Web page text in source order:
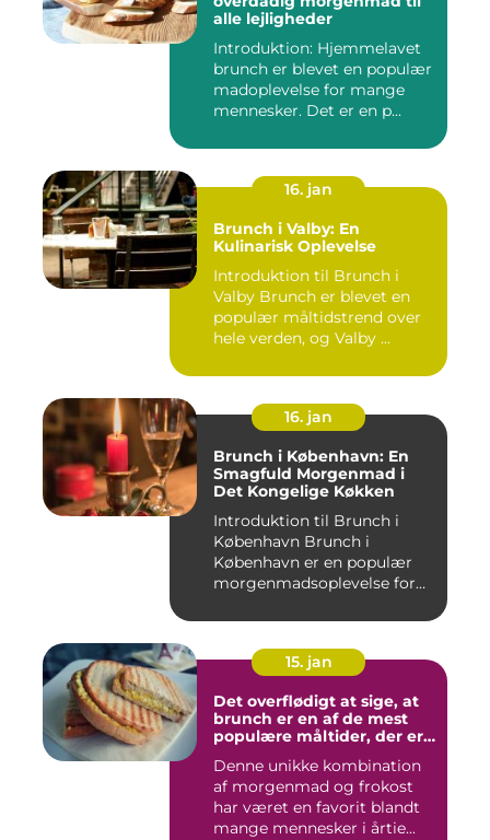
alle lejligheder
Introduktion: Hjemmelavet
brunch er blevet en populær
madoplevelse for mange
mennesker. Det er en p...
16. jan
Brunch i Valby: En
Kulinarisk Oplevelse
Introduktion til Brunch i
Valby Brunch er blevet en
populær måltidstrend over
hele verden, og Valby ...
16. jan
Brunch i København: En
Smagfuld Morgenmad i
Det Kongelige Køkken
Introduktion til Brunch i
København Brunch i
København er en populær
morgenmadsoplevelse for
15. jan
Det overflødigt at sige, at
brunch er en af de mest
populære måltider, der er
Denne unikke kombination
af morgenmad og frokost
har været en favorit blandt
mange mennesker i årtie...